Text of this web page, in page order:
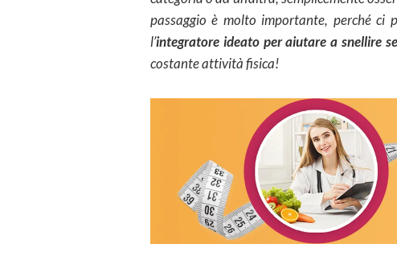
passaggio è molto importante, perché ci
l’integratore ideato per aiutare a snellire
costante attività fisica!